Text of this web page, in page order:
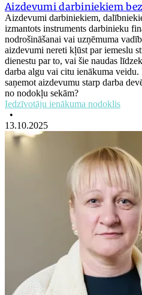
Aizdevumi darbiniekiem
Aizdevumi darbiniekiem,
izmantots instruments darbinieku
nodrošināšanai vai uzņēmuma
aizdevumi nereti kļūst par iemeslu
dienestu par to, vai šie naudas
darba algu vai citu ienākuma
saņemot aizdevumu starp darba
no nodokļu sekām?
Iedzīvotāju ienākuma nodoklis
•
13.10.2025